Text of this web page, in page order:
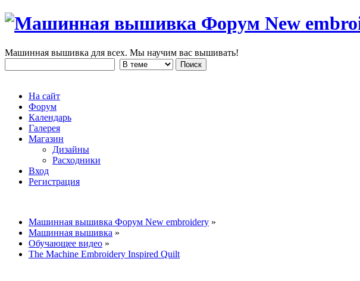
Машинная вышивка для всех. Мы научим вас вышивать!
На сайт
Форум
Календарь
Галерея
Магазин
Дизайны
Расходники
Вход
Регистрация
Машинная вышивка Форум New embroidery »
Машинная вышивка »
Обучающее видео »
The Machine Embroidery Inspired Quilt